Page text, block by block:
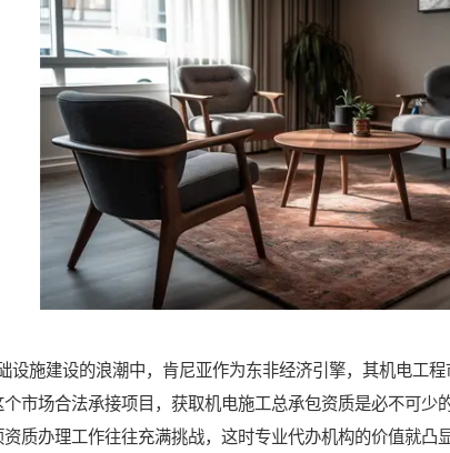
施建设的浪潮中，肯尼亚作为东非经济引擎，其机电工程
市场合法承接项目，获取机电施工总承包资质是必不可少
质办理工作往往充满挑战，这时专业代办机构的价值就凸